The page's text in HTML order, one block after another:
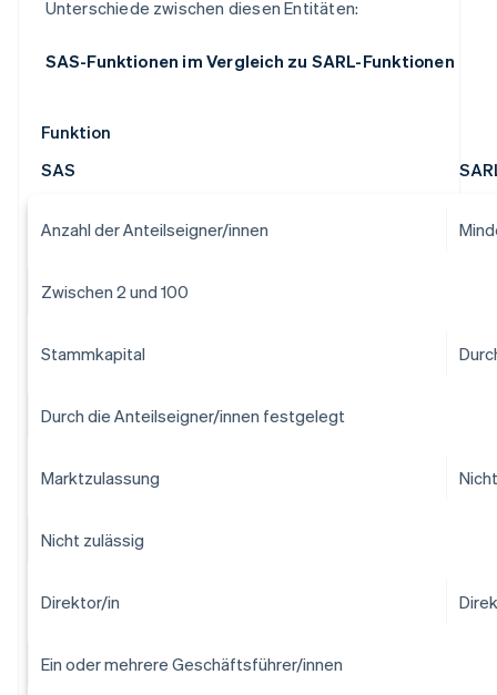
Unterschiede zwischen diesen Entitäten:
SAS-Funktionen im Vergleich zu SARL-Funktionen
Funktion
SAS
Anzahl der Anteilseigner/innen
Zwischen 2 und 100
Stammkapital
Durch die Anteilseigner/innen festgelegt
Marktzulassung
Nicht zulässig
Direktor/in
Ein oder mehrere Geschäftsführer/innen